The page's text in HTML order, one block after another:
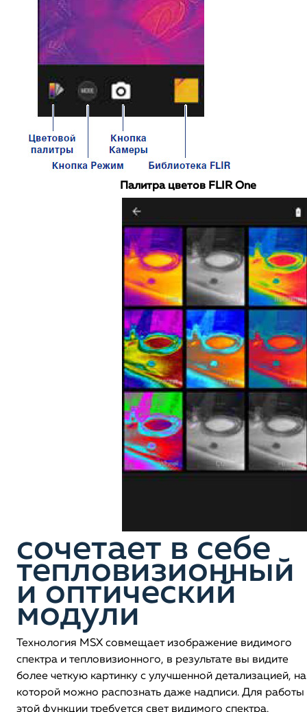
Палитра цветов FLIR One
сочетает в себе
тепловизионный
и оптический
модули
Технология MSX совмещает изображение видимого
спектра и тепловизионного, в результате вы видите
более четкую картинку с улучшенной детализацией, на
которой можно распознать даже надписи. Для работы
этой функции требуется свет видимого спектра.